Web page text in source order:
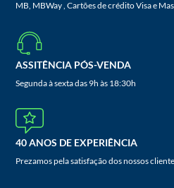
MB, MBWay , Cartões de crédito Visa e
ASSITÊNCIA PÓS-VENDA
Segunda à sexta das 9h às 18:30h
40 ANOS DE EXPERIÊNCIA
Prezamos pela satisfação dos nossos